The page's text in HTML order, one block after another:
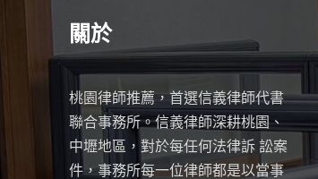
關於
桃園律師推薦，首選信義律師代書
聯合事務所。信義律師深耕桃園、
中壢地區，對於每任何法律訴 訟案
件，事務所每一位律師都是以當事